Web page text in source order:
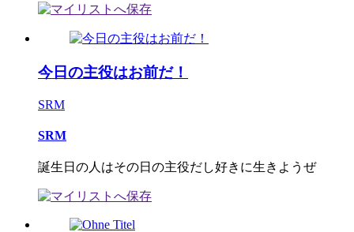
今日の主役はお前だ！
SRM
SRM
誕生日の人はその日の主役だし好きに生きようぜ